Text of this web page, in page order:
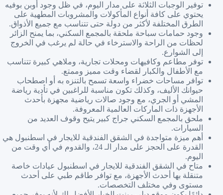
توفير الوجبات الثلاثة على مدار اليوم، في ظل وجود أوبن بوفيه
يحتوي على كافة أنواع المأكولات والمشروبات المطهية على
الطرق المختلفة لأكثر من دولة حتى تتناسب مع جميع الأذواق.
وجود حمامات سباحة ملحقة بالمجمع السكني، بما يمنح الزائر
لحظات من الراحة والاسترخاء في حالة لم يرغب في الخروج
إلى الشوارع.
توفر مطاعم وكافيهات ومحلات تجارية، وملاهي كبيرة تتناسب
مع الأطفال والكبار لقضاء وقت مميز وممتع.
توافر مساحات خضراء واسعة تسمح بالتنزه به أو اصطحاب
حيوانك الأليف، وكذلك تكون مناسبة للراغبين في تأدية رياضة
المشي أو الجري، مع وجود صالات رياضية مجهزة بأحدث
الأجهزة ذات الماركات العالمية المعروفة.
ملحق بالمجمع السكني جراج كبير يتيح وقوف العديد من
السيارات.
أهم ميزة متواجدة في الشقق الفندقية للايجار في اسطنبول هي
القدرة على الحجز على مدار الـ 24، والقدوم في أي وقت من
اليوم.
متاح في الشقق الفندقية للايجار في اسطنبول عيادات خاصة
متنقلة بها أحدث الأجهزة، مع توافر طاقم طبي على أحدث
مستوى وفي مختلف التخصصات.